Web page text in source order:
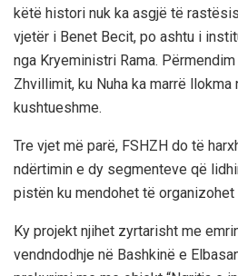
këtë histori nuk ka asgjë të
vjetër i Benet Becit, po ashtu i
nga Kryeministri Rama.
Zhvillimit, ku Nuha ka marrë llokma
kushtueshme.
Tre vjet më parë, FSHZH do të
ndërtimin e dy segmenteve që
pistën ku mendohet të organizohet
Ky projekt njihet zyrtarisht me
vendndodhje në Bashkinë e